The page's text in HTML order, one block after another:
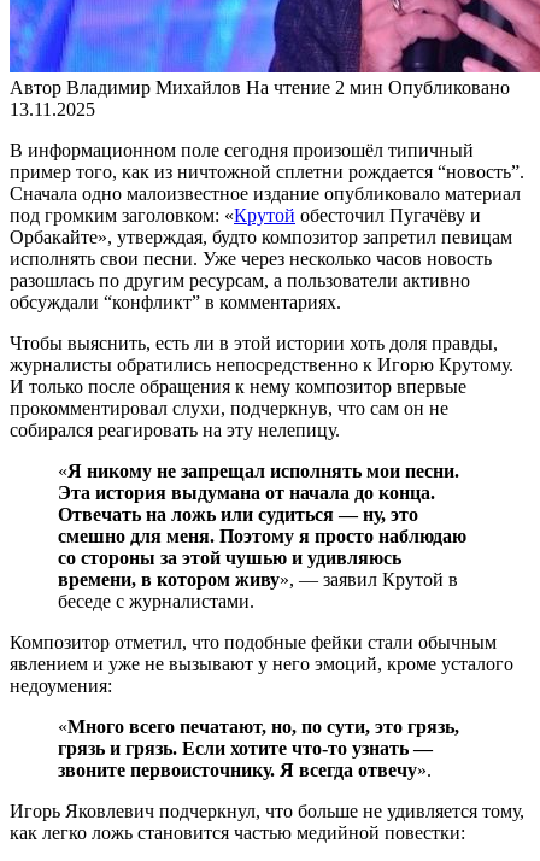
Автор Владимир Михайлов На чтение 2 мин Опубликовано
13.11.2025
В информационном поле сегодня произошёл типичный
пример того, как из ничтожной сплетни рождается “новость”.
Сначала одно малоизвестное издание опубликовало материал
под громким заголовком: «Крутой обесточил Пугачёву и
Орбакайте», утверждая, будто композитор запретил певицам
исполнять свои песни. Уже через несколько часов новость
разошлась по другим ресурсам, а пользователи активно
обсуждали “конфликт” в комментариях.
Чтобы выяснить, есть ли в этой истории хоть доля правды,
журналисты обратились непосредственно к Игорю Крутому.
И только после обращения к нему композитор впервые
прокомментировал слухи, подчеркнув, что сам он не
собирался реагировать на эту нелепицу.
«Я никому не запрещал исполнять мои песни.
Эта история выдумана от начала до конца.
Отвечать на ложь или судиться — ну, это
смешно для меня. Поэтому я просто наблюдаю
со стороны за этой чушью и удивляюсь
времени, в котором живу», — заявил Крутой в
беседе с журналистами.
Композитор отметил, что подобные фейки стали обычным
явлением и уже не вызывают у него эмоций, кроме усталого
недоумения:
«Много всего печатают, но, по сути, это грязь,
грязь и грязь. Если хотите что-то узнать —
звоните первоисточнику. Я всегда отвечу».
Игорь Яковлевич подчеркнул, что больше не удивляется тому,
как легко ложь становится частью медийной повестки: